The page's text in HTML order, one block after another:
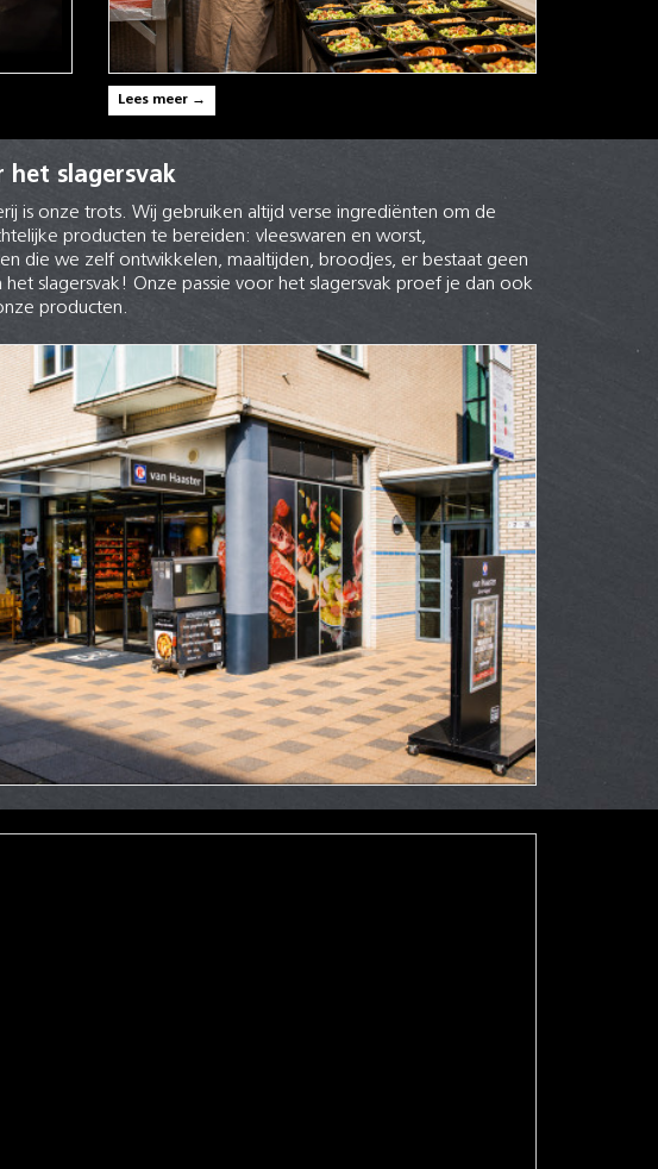
Lees meer →
het slagersvak
is onze trots. Wij gebruiken altijd verse ingrediënten om de
producten te bereiden: vleeswaren en worst,
die we zelf ontwikkelen, maaltijden, broodjes, er bestaat geen
slagersvak! Onze passie voor het slagersvak proef je dan ook
producten.